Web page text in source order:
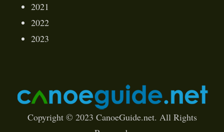
2021
2022
2023
Copyright © 2023 CanoeGuide.net. All Rights